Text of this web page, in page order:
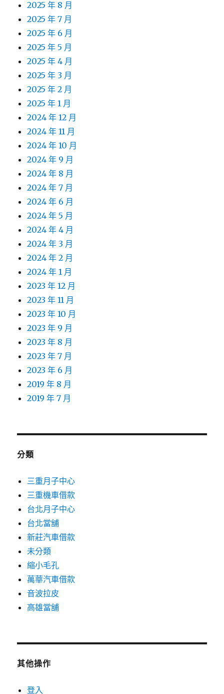
2025 年 8 月
2025 年 7 月
2025 年 6 月
2025 年 5 月
2025 年 4 月
2025 年 3 月
2025 年 2 月
2025 年 1 月
2024 年 12 月
2024 年 11 月
2024 年 10 月
2024 年 9 月
2024 年 8 月
2024 年 7 月
2024 年 6 月
2024 年 5 月
2024 年 4 月
2024 年 3 月
2024 年 2 月
2024 年 1 月
2023 年 12 月
2023 年 11 月
2023 年 10 月
2023 年 9 月
2023 年 8 月
2023 年 7 月
2023 年 6 月
2019 年 8 月
2019 年 7 月
分類
三重月子中心
三重機車借款
台北月子中心
台北當舖
新莊汽車借款
未分類
縮小毛孔
萬華汽車借款
音波拉皮
高雄當舖
其他操作
登入